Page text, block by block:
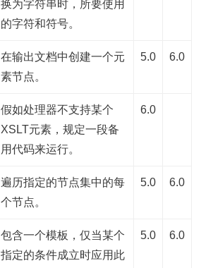
换为字符串时，所要使用
的字符和符号。
在输出文档中创建一个元
素节点。
5.0 6.0
假如处理器不支持某个
XSLT元素，规定一段备
用代码来运行。
6.0
遍历指定的节点集中的每
个节点。
5.0 6.0
包含一个模板，仅当某个
指定的条件成立时应用此
5.0 6.0